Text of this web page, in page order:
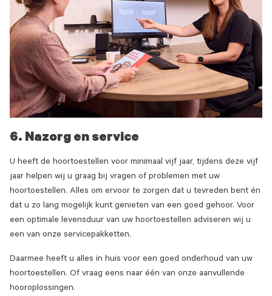
6. Nazorg en service
U heeft de hoortoestellen voor minimaal vijf jaar, tijdens deze vijf
jaar helpen wij u graag bij vragen of problemen met uw
hoortoestellen. Alles om ervoor te zorgen dat u tevreden bent én
dat u zo lang mogelijk kunt genieten van een goed gehoor. Voor
een optimale levensduur van uw hoortoestellen adviseren wij u
een van onze servicepakketten.
Daarmee heeft u alles in huis voor een goed onderhoud van uw
hoortoestellen. Of vraag eens naar één van onze aanvullende
hooroplossingen.